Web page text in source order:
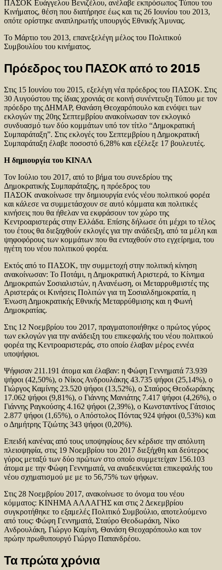
ΠΑΣΟΚ Ευάγγελου Βενιζέλου, ανέλαβε εκπρόσωπος Τύπου του
Κινήματος, θέση που διατήρησε έως και τις 26 Ιουνίου του 2013,
οπότε ορίστηκε αναπληρωτής υπουργός Εθνικής Άμυνας.
Το Μάρτιο του 2013, επανεξελέγη μέλος του Πολιτικού
Συμβουλίου του κινήματος.
Πρόεδρος του ΠΑΣΟΚ από το 2015
Στις 15 Ιουνίου του 2015, εξελέγη νέα πρόεδρος του ΠΑΣΟΚ. Στις
30 Αυγούστου της ίδιας χρονιάς σε κοινή συνέντευξη Τύπου με τον
πρόεδρο της ΔΗΜΑΡ, Θανάση Θεοχαρόπουλο και ενόψει των
εκλογών της 20ης Σεπτεμβρίου ανακοίνωσαν τον εκλογικό
συνδυασμό των δύο κομμάτων υπό τον τίτλο “Δημοκρατική
Συμπαράταξη”. Στις εκλογές του Σεπτεμβρίου η Δημοκρατική
Συμπαράταξη έλαβε ποσοστό 6,28% και εξέλεξε 17 βουλευτές.
Η δημιουργία του ΚΙΝΑΛ
Τον Ιούλιο του 2017, από το βήμα του συνεδρίου της
Δημοκρατικής Συμπαράταξης, η πρόεδρος του
ΠΑΣΟΚ ανακοίνωσε την δημιουργία ενός νέου πολιτικού φορέα
και κάλεσε να συμμετάσχουν σε αυτό κόμματα και πολιτικές
κινήσεις που θα ήθελαν να εκφράσουν τον χώρο της
Κεντροαριστεράς στην Ελλάδα. Επίσης δήλωσε ότι μέχρι το τέλος
του έτους θα διεξαχθούν εκλογές για την ανάδειξη, από τα μέλη και
ψηφοφόρους των κομμάτων που θα ενταχθούν στο εγχείρημα, του
ηγέτη του νέου πολιτικού φορέα.
Εκτός από το ΠΑΣΟΚ, την συμμετοχή στην πολιτική κίνηση
ανακοίνωσαν: Το Ποτάμι, η Δημοκρατική Αριστερά, το Κίνημα
Δημοκρατών Σοσιαλιστών, η Ανανέωση, οι Μεταρρυθμιστές της
Αριστεράς οι Κινήσεις Πολιτών για τη Σοσιαλδημοκρατία, η
Ένωση Δημοκρατικής Εθνικής Μεταρρύθμισης και η Φωνή
Δημοκρατίας.
Στις 12 Νοεμβρίου του 2017, πραγματοποιήθηκε ο πρώτος γύρος
των εκλογών για την ανάδειξη του επικεφαλής του νέου πολιτικού
φορέα της Κεντροαριστεράς, στο οποίο έλαβαν μέρος εννέα
υποψήφιοι.
Ψήφισαν 211.191 άτομα και έλαβαν: η Φώφη Γεννηματά 73.939
ψήφοι (42,50%), ο Νίκος Ανδρουλάκης 43.735 ψήφοι (25,14%), ο
Γιώργος Καμίνης 23.520 ψήφοι (13,52%), ο Σταύρος Θεοδωράκης
17.062 ψήφοι (9,81%), ο Γιάννης Μανιάτης 7.417 ψήφοι (4,26%), ο
Γιάννης Ραγκούσης 4.162 ψήφοι (2,39%), ο Κωνσταντίνος Γάτσιος
2.877 ψήφοι (1,65%), ο Απόστολος Πόντας 924 ψήφοι (0,53%) και
ο Δημήτρης Τζιώτης 343 ψήφοι (0,20%).
Επειδή κανένας από τους υποψηφίους δεν κέρδισε την απόλυτη
πλειοψηφία, στις 19 Νοεμβρίου του 2017 διεξήχθη και δεύτερος
γύρος μεταξύ των δύο πρώτων στο οποίο συμμετείχαν 156.103
άτομα με την Φώφη Γεννηματά, να αναδεικνύεται επικεφαλής του
νέου σχηματισμού με με το 56,75% των ψήφων.
Στις 28 Νοεμβρίου 2017, ανακοίνωσε το όνομα του νέου
κόμματος: ΚΙΝΗΜΑ ΑΛΛΑΓΗΣ και στις 2 Δεκεμβρίου
συγκροτήθηκε το εξαμελές Πολιτικό Συμβούλιο, αποτελούμενο
από τους: Φώφη Γεννηματά, Σταύρο Θεοδωράκη, Νίκο
Ανδρουλάκη, Γιώργο Καμίνη, Θανάση Θεοχαρόπουλο και τον
πρώην πρωθυπουργό Γιώργο Παπανδρέου.
Τα πρώτα χρόνια